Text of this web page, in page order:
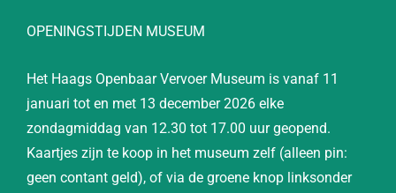
OPENINGSTIJDEN MUSEUM
Het Haags Openbaar Vervoer Museum is vanaf 11
januari tot en met 13 december 2026 elke
zondagmiddag van 12.30 tot 17.00 uur geopend.
Kaartjes zijn te koop in het museum zelf (alleen pin:
geen contant geld), of via de groene knop linksonder